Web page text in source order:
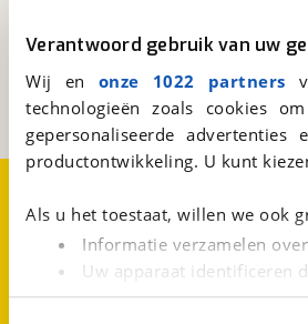
Verantwoord gebruik van uw
Wij en onze 1022 partners
technologieën zoals cookies
gepersonaliseerde
productontwikkeling. U kunt
Als u het toestaat, willen we ook
Informatie verzamelen
Uw apparaat identificeren
Lees meer over hoe uw
Kosterijland15
Een initiatief van
BOVAG
Cookievoorkeuren
Vacatures